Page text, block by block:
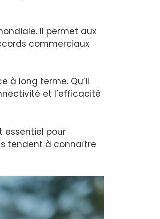
Il permet aux
commerciaux
à long terme. Qu’il
et l’efficacité
essentiel pour
tendent à connaître